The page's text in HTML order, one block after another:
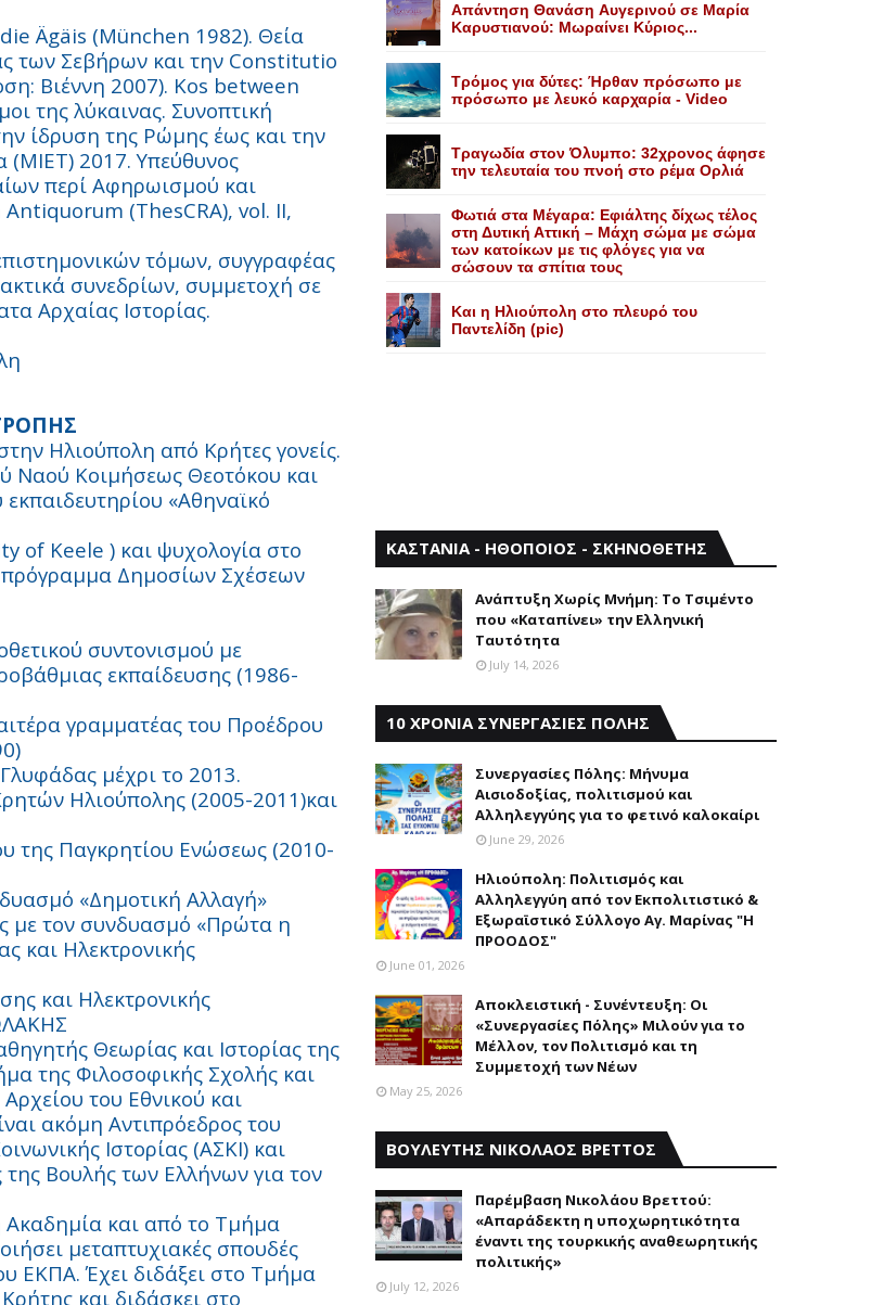
Ägäis (München 1982). Θεία
των Σεβήρων και την Constitutio
Βιέννη 2007). Kos between
της λύκαινας. Συνοπτική
ίδρυση της Ρώμης έως και την
(ΜΙΕΤ) 2017. Υπεύθυνος
περί Αφηρωισμού και
(ThesCRA), vol. II,
τόμων, συγγραφέας
συνεδρίων, συμμετοχή σε
Aρχαίας Ιστορίας.
Ηλιούπολη από Κρήτες γονείς.
Ναού Κοιμήσεως Θεοτόκου και
«Αθηναϊκό
of Keele ) και ψυχολογία στο
πρόγραμμα Δημοσίων Σχέσεων
συντονισμού με
εκπαίδευσης (1986-
γραμματέας του Προέδρου
μέχρι το 2013.
Ηλιούπολης (2005-2011)και
της Παγκρητίου Ενώσεως (2010-
«Δημοτική Αλλαγή»
με τον συνδυασμό «Πρώτα η
και Ηλεκτρονικής
και Ηλεκτρονικής
Θεωρίας και Ιστορίας της
της Φιλοσοφικής Σχολής και
του Εθνικού και
ακόμη Αντιπρόεδρος του
Ιστορίας (ΑΣΚΙ) και
της Βουλής των Ελλήνων για τον
και από το Τμήμα
μεταπτυχιακές σπουδές
ΕΚΠΑ. Έχει διδάξει στο Τμήμα
και διδάσκει στο
Aπάντηση Θανάση Aυγερινού σε Mαρία
Kαρυστιανού: Mωραίνει Kύριος...
Τρόμος για δύτες: Ήρθαν πρόσωπο με
πρόσωπο με λευκό καρχαρία - Video
Τραγωδία στον Όλυμπο: 32χρονος άφησε
την τελευταία του πνοή στο ρέμα Ορλιά
Φωτιά στα Μέγαρα: Εφιάλτης δίχως τέλος
στη Δυτική Αττική – Μάχη σώμα με σώμα
των κατοίκων με τις φλόγες για να
σώσουν τα σπίτια τους
Και η Ηλιούπολη στο πλευρό του
Παντελίδη (pic)
ΚΑΣΤΑΝΙΑ - ΗΘΟΠΟΙΟΣ - ΣΚΗΝΟΘΕΤΗΣ
Aνάπτυξη Xωρίς Mνήμη: Το Τσιμέντο
που «Καταπίνει» την Ελληνική
Ταυτότητα
July 14, 2026
10 ΧΡΟΝΙΑ ΣΥΝΕΡΓΑΣΙΕΣ ΠΟΛΗΣ
Συνεργασίες Πόλης: Mήνυμα
Aισιοδοξίας, πολιτισμού και
Aλληλεγγύης για το φετινό καλοκαίρι
June 29, 2026
Ηλιούπολη: Πολιτισμός και
Aλληλεγγύη από τον Εκπολιτιστικό &
Εξωραϊστικό Σύλλογο Αγ. Μαρίνας "Η
ΠΡΟΟΔΟΣ"
June 01, 2026
Αποκλειστική - Συνέντευξη: Οι
«Συνεργασίες Πόλης» Μιλούν για το
Μέλλον, τον Πολιτισμό και τη
Συμμετοχή των Νέων
May 25, 2026
ΒΟΥΛΕΥΤΗΣ ΝΙΚΟΛΑΟΣ ΒΡΕΤΤΟΣ
Παρέμβαση Nικολάου Bρεττού:
«Aπαράδεκτη η υποχωρητικότητα
έναντι της τουρκικής αναθεωρητικής
πολιτικής»
July 12, 2026